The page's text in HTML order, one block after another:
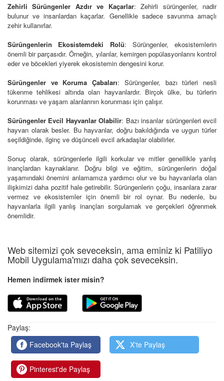
Zehirli Sürüngenler Azdır ve Kaçarlar: Zehirli sürüngenler, nadir
bulunur ve insanlardan kaçarlar. Genellikle sadece savunma amaçlı
zehir kullanırlar.
Sürüngenlerin Ekosistemdeki Rolü: Sürüngenler, ekosistemlerin
önemli bir parçasıdır. Örneğin, yılanlar, kemirgen popülasyonlarını kontrol
eder ve böcekleri yiyerek ekosistemin dengesini korur.
Sürüngenler ve Koruma Çabaları: Sürüngenler, bazı türleri nesli
tükenme tehlikesi altında olan hayvanlardır. Birçok ülke, bu türlerin
korunması ve yaşam alanlarının korunması için çalışır.
Sürüngenler Evcil Hayvanlar Olabilir: Bazı insanlar sürüngenleri evcil
hayvan olarak besler. Bu hayvanlar, doğru bakıldığında ve uygun türler
seçildiğinde, ilginç ve düşünceli evcil arkadaşlar olabilirler.
Sonuç olarak, sürüngenlerle ilgili korkular ve mitler genellikle yanlış
inançlardan kaynaklanır. Doğru bilgi ve eğitim, sürüngenlerin doğal
yaşamındaki önemini anlamamıza yardımcı olur ve bu hayvanlarla olan
ilişkimizi daha pozitif hale getirebilir. Sürüngenlerin çoğu, insanlara zarar
vermez ve ekosistemler için önemli bir rol oynar. Bu nedenle, bu
hayvanlarla ilgili yanlış inançları sorgulamak ve gerçekleri öğrenmek
önemlidir.
Web sitemizi çok seveceksin, ama eminiz ki Patiliyo
Mobil Uygulama'mızı daha çok seveceksin.
Hemen indirmek ister misin?
Paylaş:
Facebook'ta Paylaş
X'te Paylaş
Pinterest'de Paylaş